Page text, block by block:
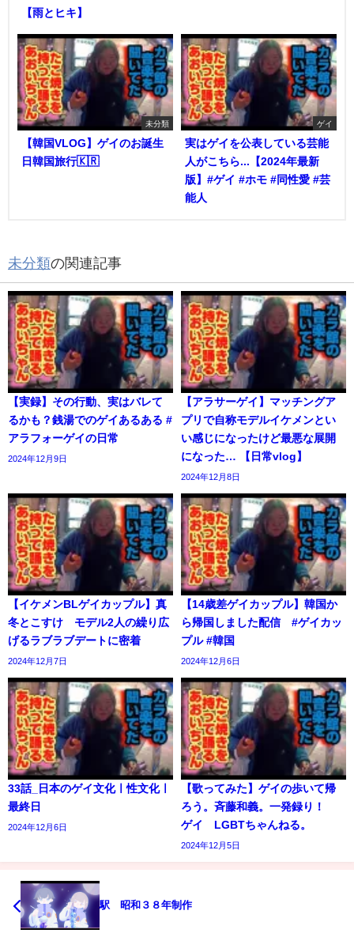
【雨とヒキ】
未分類
【韓国VLOG】ゲイのお誕生
日韓国旅行🇰🇷
ゲイ
実はゲイを公表している芸能
人がこちら...【2024年最新
版】#ゲイ #ホモ #同性愛 #芸
能人
未分類の関連記事
【実録】その行動、実はバレて
るかも？銭湯でのゲイあるある #
アラフォーゲイの日常
2024年12月9日
【アラサーゲイ】マッチングア
プリで自称モデルイケメンとい
い感じになったけど最悪な展開
になった… 【日常vlog】
2024年12月8日
【イケメンBLゲイカップル】真
冬とこすけ モデル2人の繰り広
げるラブラブデートに密着
2024年12月7日
【14歳差ゲイカップル】韓国か
ら帰国しました配信 #ゲイカッ
プル #韓国
2024年12月6日
33話_日本のゲイ文化ㅣ性文化ㅣ
最終日
2024年12月6日
【歌ってみた】ゲイの歩いて帰
ろう。斉藤和義。一発録り！
ゲイ LGBTちゃんねる。
2024年12月5日
駅 昭和３８年制作